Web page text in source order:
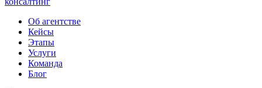
Об агентстве
Кейсы
Этапы
Услуги
Команда
Блог